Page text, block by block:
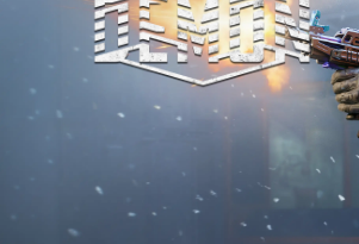
支援